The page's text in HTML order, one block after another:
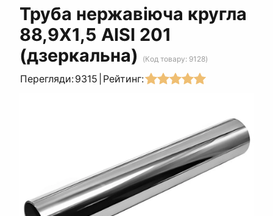
Труба нержавіюча кругла
88,9Х1,5 AISI 201
(дзеркальна)
(Код товару: 9128)
Перегляди:9315 Рейтинг: